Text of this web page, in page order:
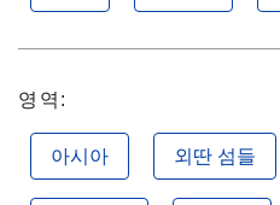
영역:
아시아 외딴 섬들